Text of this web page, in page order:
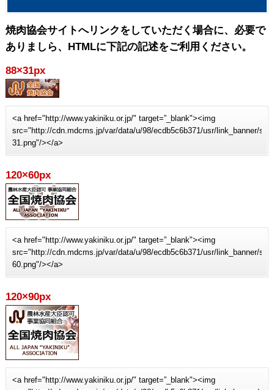
焼肉協会サイトへリンクをしていただく場合に、必要で
ありましら、HTMLに下記の記述をご利用ください。
88×31px
<a href="http://www.yakiniku.or.jp/" target=”_blank"><img
src="http://cdn.mdcms.jp/var/data/u/98/ecdb5c6b371/usr/link_banner/
31.png"/></a>
120×60px
<a href="http://www.yakiniku.or.jp/" target=”_blank"><img
src="http://cdn.mdcms.jp/var/data/u/98/ecdb5c6b371/usr/link_banner/
60.png"/></a>
120×90px
<a href="http://www.yakiniku.or.jp/" target=”_blank"><img